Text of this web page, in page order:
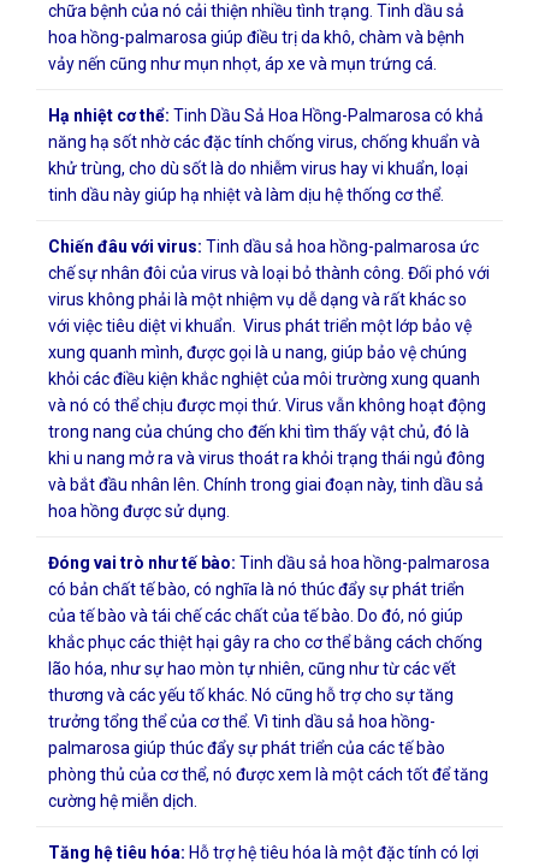
chữa bệnh của nó cải thiện nhiều tình trạng. Tinh dầu sả
hoa hồng-palmarosa giúp điều trị da khô, chàm và bệnh
vảy nến cũng như mụn nhọt, áp xe và mụn trứng cá.
Hạ nhiệt cơ thể: Tinh Dầu Sả Hoa Hồng-Palmarosa có khả
năng hạ sốt nhờ các đặc tính chống virus, chống khuẩn và
khử trùng, cho dù sốt là do nhiễm virus hay vi khuẩn, loại
tinh dầu này giúp hạ nhiệt và làm dịu hệ thống cơ thể.
Chiến đâu với virus: Tinh dầu sả hoa hồng-palmarosa ức
chế sự nhân đôi của virus và loại bỏ thành công. Đối phó với
virus không phải là một nhiệm vụ dễ dạng và rất khác so
với việc tiêu diệt vi khuẩn. Virus phát triển một lớp bảo vệ
xung quanh mình, được gọi là u nang, giúp bảo vệ chúng
khỏi các điều kiện khắc nghiệt của môi trường xung quanh
và nó có thể chịu được mọi thứ. Virus vẫn không hoạt động
trong nang của chúng cho đến khi tìm thấy vật chủ, đó là
khi u nang mở ra và virus thoát ra khỏi trạng thái ngủ đông
và bắt đầu nhân lên. Chính trong giai đoạn này, tinh dầu sả
hoa hồng được sử dụng.
Đóng vai trò như tế bào: Tinh dầu sả hoa hồng-palmarosa
có bản chất tế bào, có nghĩa là nó thúc đẩy sự phát triển
của tế bào và tái chế các chất của tế bào. Do đó, nó giúp
khắc phục các thiệt hại gây ra cho cơ thể bằng cách chống
lão hóa, như sự hao mòn tự nhiên, cũng như từ các vết
thương và các yếu tố khác. Nó cũng hỗ trợ cho sự tăng
trưởng tổng thể của cơ thể. Vì tinh dầu sả hoa hồng-
palmarosa giúp thúc đẩy sự phát triển của các tế bào
phòng thủ của cơ thể, nó được xem là một cách tốt để tăng
cường hệ miễn dịch.
Tăng hệ tiêu hóa: Hỗ trợ hệ tiêu hóa là một đặc tính có lợi